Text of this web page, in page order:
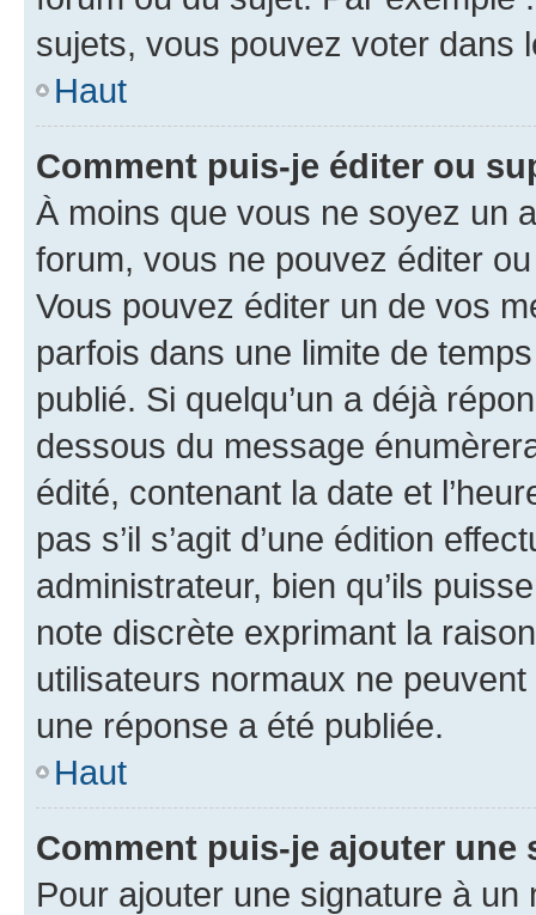
sujets, vous pouvez voter dans
Haut
Comment puis-je éditer ou
À moins que vous ne soyez un
forum, vous ne pouvez éditer
Vous pouvez éditer un de vos
parfois dans une limite de
publié. Si quelqu’un a déjà
dessous du message
édité, contenant la date et
pas s’il s’agit d’une édition
administrateur, bien qu’ils
note discrète exprimant la
utilisateurs normaux ne
une réponse a été publiée.
Haut
Comment puis-je ajouter une
Pour ajouter une signature à un